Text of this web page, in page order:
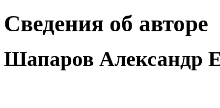
Сведения об авторе
Шапаров Александр